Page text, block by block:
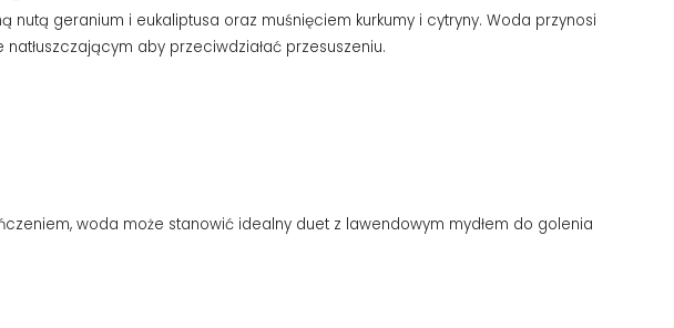
geranium i eukaliptusa oraz muśnięciem kurkumy i cytryny. Woda przynosi
aby przeciwdziałać przesuszeniu.
woda może stanowić idealny duet z lawendowym mydłem do golenia